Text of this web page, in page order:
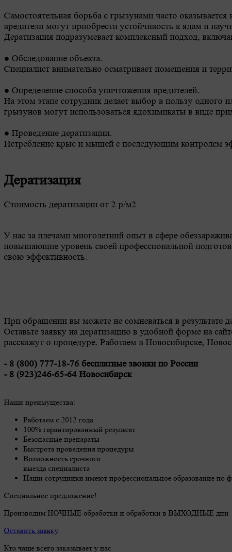
Самостоятельная борьба с грызунами часто
вредители могут приобрести устойчивость к ядам и
Дератизация подразумевает комплексный подход,
● Обследование объекта.
Специалист внимательно осматривает помещения и
● Определение способа уничтожения вредителей.
На этом этапе сотрудник делает выбор в пользу одного
грызунов могут использоваться ядохимикаты в виде
● Проведение дератизации.
Истребление крыс и мышей с последующим контролем
Дератизация
Стоимость дератизации от 2 р/м2
У нас за плечами многолетний опыт в сфере
повышающие уровень своей профессиональной
свою эффективность.
При обращении вы можете не сомневаться в результате
Оставьте заявку на дератизацию в удобной форме на
расскажут о процедуре. Работаем в Новосибирске,
- 8 (800) 777-18-76 бесплатные звонки по России
- 8 (923)246-65-64 Новосибирск
Наши преимущества:
Работаем с 2012 года
100% гарантированный результат
Безопасные препараты
Быстрота проведения процедуры
Возможность срочного
выезда специалиста
Наши сотрудники имеют профессиональное образование по
Специальное предложение!
Производим НОЧНЫЕ обработки и обработки в ВЫХОДНЫЕ дни
Оставить заявку
Кто чаще всего заказывает у нас